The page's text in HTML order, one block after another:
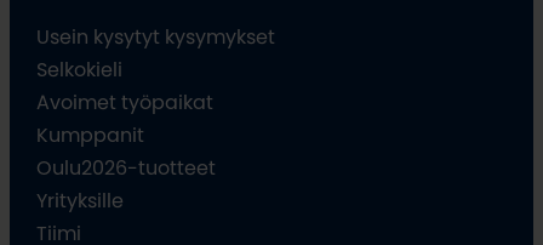
Usein kysytyt kysymykset
Selkokieli
Avoimet työpaikat
Kumppanit
Oulu2026-tuotteet
Yrityksille
Tiimi